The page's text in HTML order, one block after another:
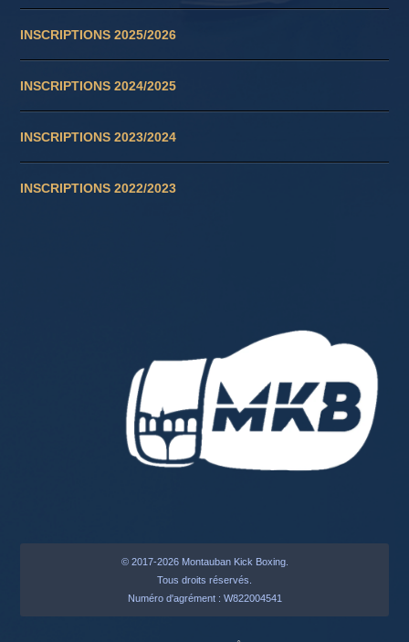
INSCRIPTIONS 2025/2026
INSCRIPTIONS 2024/2025
INSCRIPTIONS 2023/2024
INSCRIPTIONS 2022/2023
© 2017-2026 Montauban Kick Boxing.
Tous droits réservés.
Numéro d'agrément : W822004541